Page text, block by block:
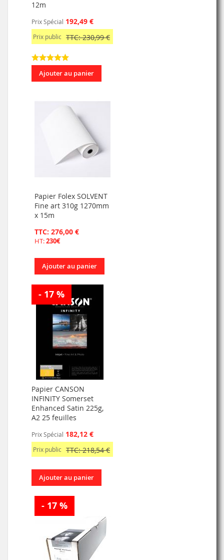
12m
Prix Spécial 192,49 €
Prix public TTC: 230,99 €
Ajouter au panier
Papier Folex SOLVENT
Fine art 310g 1270mm
x 15m
TTC: 276,00 €
HT:230€
Ajouter au panier
- 17 %
Papier CANSON
INFINITY Somerset
Enhanced Satin 225g,
A2 25 feuilles
Prix Spécial 182,12 €
Prix public TTC: 218,54 €
Ajouter au panier
- 17 %